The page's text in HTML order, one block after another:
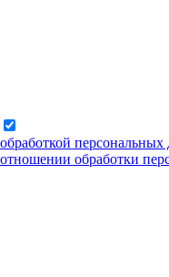
обработкой
отношении обработки